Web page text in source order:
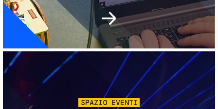
Immagine
SPAZIO EVENTI